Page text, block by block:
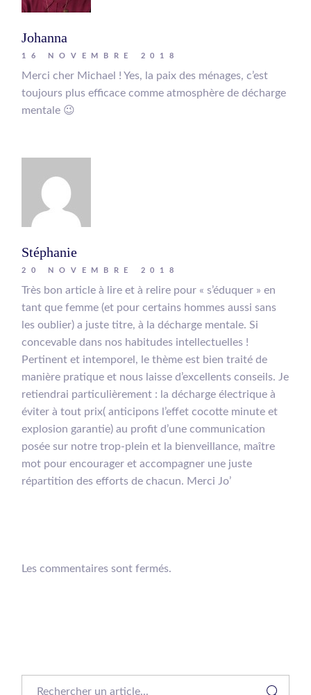
Johanna
16 NOVEMBRE 2018
Merci cher Michael ! Yes, la paix des ménages, c’est
toujours plus efficace comme atmosphère de décharge
mentale 😉
Stéphanie
20 NOVEMBRE 2018
Très bon article à lire et à relire pour « s’éduquer » en
tant que femme (et pour certains hommes aussi sans
les oublier) a juste titre, à la décharge mentale. Si
concevable dans nos habitudes intellectuelles !
Pertinent et intemporel, le thème est bien traité de
manière pratique et nous laisse d’excellents conseils. Je
retiendrai particulièrement : la décharge électrique à
éviter à tout prix( anticipons l’effet cocotte minute et
explosion garantie) au profit d’une communication
posée sur notre trop-plein et la bienveillance, maître
mot pour encourager et accompagner une juste
répartition des efforts de chacun. Merci Jo’
Les commentaires sont fermés.